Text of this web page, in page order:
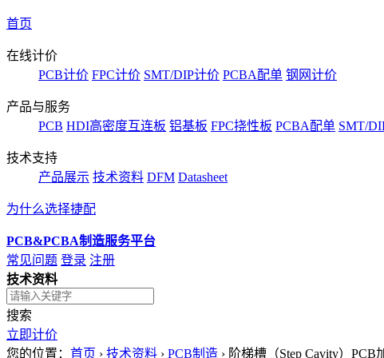
首页
在线计价
PCB计价 FPC计价 SMT/DIP计价 PCBA配单 钢网计价
产品与服务
PCB HDI高密度互连板 铝基板 FPC挠性板 PCBA配单 SMT/
技术支持
产品展示 技术资料 DFM Datasheet
为什么选择捷配
PCB&PCBA制造服务平台
常见问题 登录 注册
技术资料
搜索
立即计价
您的位置： 首页 › 技术资料 › PCB制造 › 阶梯槽（Step Cavity）